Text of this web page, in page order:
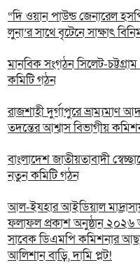
“দি ওয়ান পাউন্ড জেনারেল
লুনা’র সা‌থে বৃটেনে সাক্ষাৎ
মানবিক সংগঠন সিলেট-
কমিটি গঠন
রাজশাহী দুর্গাপুরে ভ্রাম্যমাণ
তদন্তের আশ্বাস বিভাগীয়
বাংলাদেশ জাতীয়তাবাদী
নতুন কমিটি গঠন
আল-ইযহার আইডিয়াল
ফলাফল প্রকাশ অনুষ্ঠান ২০২৬
সাবেক ডিএমপি কমিশনার
আলিশান বাড়ি, দামি প্লট!